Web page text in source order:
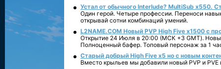
Устал от обычного Interlude? MultiSub x550.
Один герой. Четыре профессии. Переноси
открывай сотни комбинаций умений.
L2NAME.COM Новый PVP High Five x1500 с
Открытие 24 Июля в 20:00 (МСК +3 GMT).
Полноценный бафер. Топовый персонаж за 1
Старый добрый High Five x5 но с новым
Вместо крыльев мы добавили новый PVP и PVE